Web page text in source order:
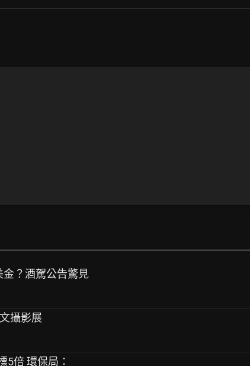
金？酒駕公告驚見
攝影展
5倍 環保局：